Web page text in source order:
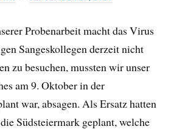
Probenarbeit macht das Virus
Sangeskollegen derzeit nicht
zu besuchen, mussten wir unser
am 9. Oktober in der
war, absagen. Als Ersatz hatten
Südsteiermark geplant, welche